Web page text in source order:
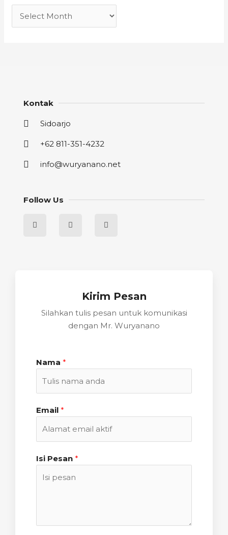
Kontak
Sidoarjo
+62 811-351-4232
info@wuryanano.net
Follow Us
Kirim Pesan
Silahkan tulis pesan untuk komunikasi
dengan Mr. Wuryanano
Nama *
Email *
Isi Pesan *